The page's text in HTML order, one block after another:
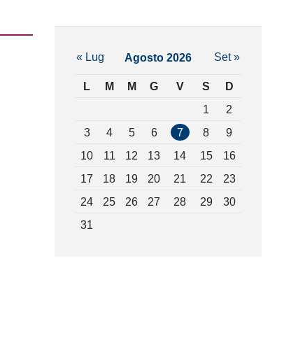
Agosto 2026
L M M G V S D
« Lug Set »
1
2
3
4 5 6 7 8
9
10
11 12 13 14 15
16
17
18 19 20 21 22
23
24
25 26 27 28 29
30
31